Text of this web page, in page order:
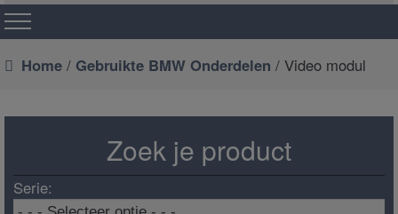
Home / Gebruikte BMW Onderdelen / Video modul
Zoek je product
Serie: